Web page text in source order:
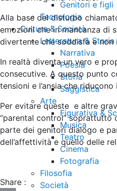
Genitori e figli
Tecnologia
Cultura & Società
Letteratura & Storia
Narrativa
Poesia
Storia
Saggistica
Arte
Figurativa &
Musica
Teatro
Cinema
Fotografia
Filosofia
Società
Alla base del disturbo
emozioni che in mancanza di
divertente che soddisfa e
In realtà diventa un vero e
consecutive. A questo punto
tensioni e l’ansia che
Per evitare queste e altre
“parental control” soprattutto
parte dei genitori dialogo e
dell’affettività e quello delle
Share :